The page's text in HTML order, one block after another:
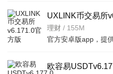
UXLINK币交易所
理财 / 155M
欧容易